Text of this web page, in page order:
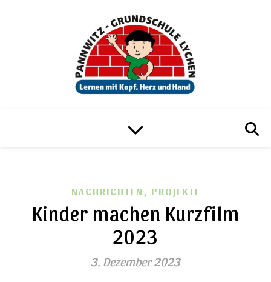
NACHRICHTEN , PROJEKTE
Kinder machen Kurzfilm
2023
3. Dezember 2023